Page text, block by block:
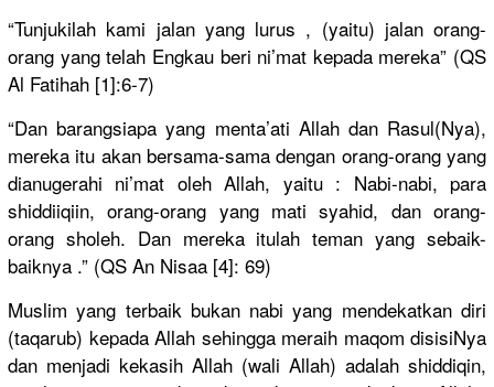
“Tunjukilah kami jalan yang lurus , (yaitu) jalan orang-
orang yang telah Engkau beri ni’mat kepada mereka” (QS
Al Fatihah [1]:6-7)
“Dan barangsiapa yang menta’ati Allah dan Rasul(Nya),
mereka itu akan bersama-sama dengan orang-orang yang
dianugerahi ni’mat oleh Allah, yaitu : Nabi-nabi, para
shiddiiqiin, orang-orang yang mati syahid, dan orang-
orang sholeh. Dan mereka itulah teman yang sebaik-
baiknya .” (QS An Nisaa [4]: 69)
Muslim yang terbaik bukan nabi yang mendekatkan diri
(taqarub) kepada Allah sehingga meraih maqom disisiNya
dan menjadi kekasih Allah (wali Allah) adalah shiddiqin,